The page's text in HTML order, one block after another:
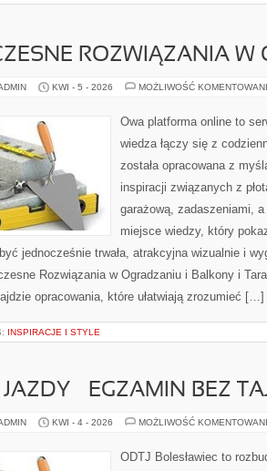
ROZWIĄZANIA W
KWI - 5 - 2026 MOŻLIWOŚĆ
Owa platforma online to
wiedza łączy się z
została opracowana z
inspiracji związanych z
garażową, zadaszeniami,
miejsce wiedzy, który
jednocześnie trwała, atrakcyjna wizualnie i
Rozwiązania w Ogradzaniu i Balkony i
opracowania, które ułatwiają zrozumieć […]
INSPIRACJE I STYLE
JAZDY – EGZAMIN BEZ
KWI - 4 - 2026 MOŻLIWOŚĆ
ODTJ Bolesławiec to